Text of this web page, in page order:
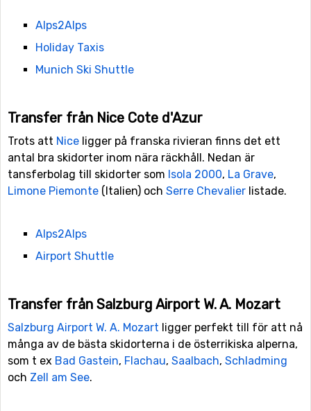
Alps2Alps
Holiday Taxis
Munich Ski Shuttle
Transfer från Nice Cote d'Azur
Trots att Nice ligger på franska rivieran finns det ett
antal bra skidorter inom nära räckhåll. Nedan är
tansferbolag till skidorter som Isola 2000, La Grave,
Limone Piemonte (Italien) och Serre Chevalier listade.
Alps2Alps
Airport Shuttle
Transfer från Salzburg Airport W. A. Mozart
Salzburg Airport W. A. Mozart ligger perfekt till för att nå
många av de bästa skidorterna i de österrikiska alperna,
som t ex Bad Gastein, Flachau, Saalbach, Schladming
och Zell am See.